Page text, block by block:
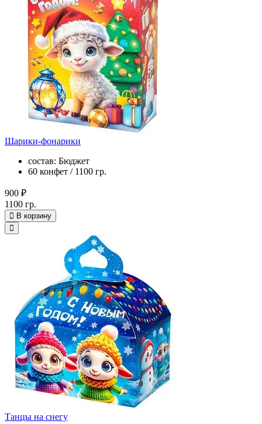
Шарики-фонарики
состав: Бюджет
60 конфет / 1100 гр.
900 ₽
1100 гр.
В корзину
Танцы на снегу